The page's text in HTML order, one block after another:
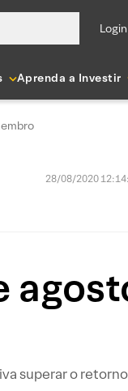
Aprenda a Investir
28/08/2020
superar o